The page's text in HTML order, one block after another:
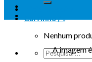
Carrinho /0
Nenhum
A imagem